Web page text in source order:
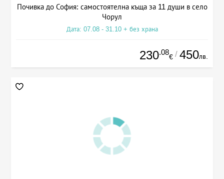
Почивка до София: самостоятелна къща за 11 души в село
Чорул
Дата: 07.08 - 31.10 + без храна
230.08
€ / 450лв.